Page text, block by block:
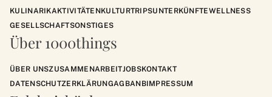
KULINARIKAKTIVITÄTENKULTURTRIPSUNTERKÜNFTEWELLNESS
GESELLSCHAFTSONSTIGES
Über 1000things
ÜBER UNSZUSAMMENARBEITJOBSKONTAKT
DATENSCHUTZERKLÄRUNGAGBANBIMPRESSUM